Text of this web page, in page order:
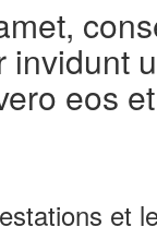
invidunt
eos
et